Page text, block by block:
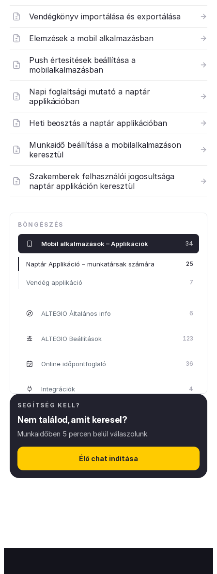
BÖNGÉSZÉS
ALTEGIO Általános info 6
ALTEGIO Beállítások 123
Online időpontfoglaló 36
Mobil alkalmazások – Applikációk 34
Naptár Applikáció – munkatársak számára 25
Vendég applikáció 7
Integrációk 4
Altegio beállítások – Üzlet láncoknak
SEGÍTSÉG KELL?
Nem találod, amit keresel?
Munkaidőben 5 percen belül válaszolunk.
Élő chat indítása
Vendégkönyv importálása és exportálása
Elemzések a mobil alkalmazásban
Push értesítések beállítása a
mobilalkalmazásban
Napi foglaltsági mutató a naptár
applikációban
Heti beosztás a naptár applikációban
Munkaidő beállítása a mobilalkalmazáson
keresztül
Szakemberek felhasználói jogosultsága
naptár applikáción keresztül